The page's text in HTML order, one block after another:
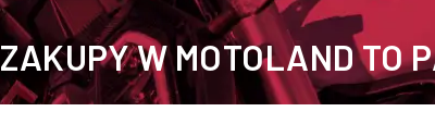
ZAKUPY W MOTOLAND TO